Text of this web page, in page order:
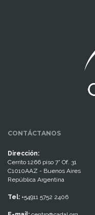
CONTÁCTANOS
Dirección:
Cerrito 1266 piso 7° Of. 31
C1010AAZ - Buenos Aires
República Argentina
Tel: +54911 5752 2406